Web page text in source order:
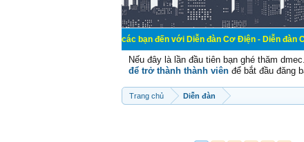
Chào mừng các bạn đến với Diễn đàn Cơ Điện - Diễn đàn Cơ điện
Nếu đây là lần đầu tiên bạn ghé thăm
để trở thành thành viên để bắt đầu đăng
Trang chủ Diễn đàn